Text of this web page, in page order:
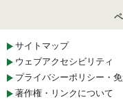
サイトマップ
ウェブアクセシビリティ
プライバシーポリシー・
著作権・リンクについて